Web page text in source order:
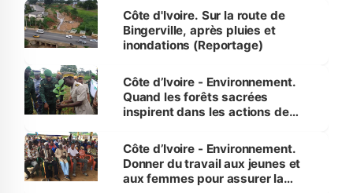
(Alassane Ouattara
Côte d'Ivoire. Sur la route de
Bingerville, après pluies et
inondations (Reportage)
Côte d’Ivoire - Environnement.
Quand les forêts sacrées
inspirent dans les actions de
Côte d’Ivoire - Environnement.
Donner du travail aux jeunes et
aux femmes pour assurer la